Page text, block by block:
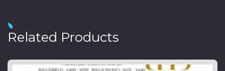
Related Products